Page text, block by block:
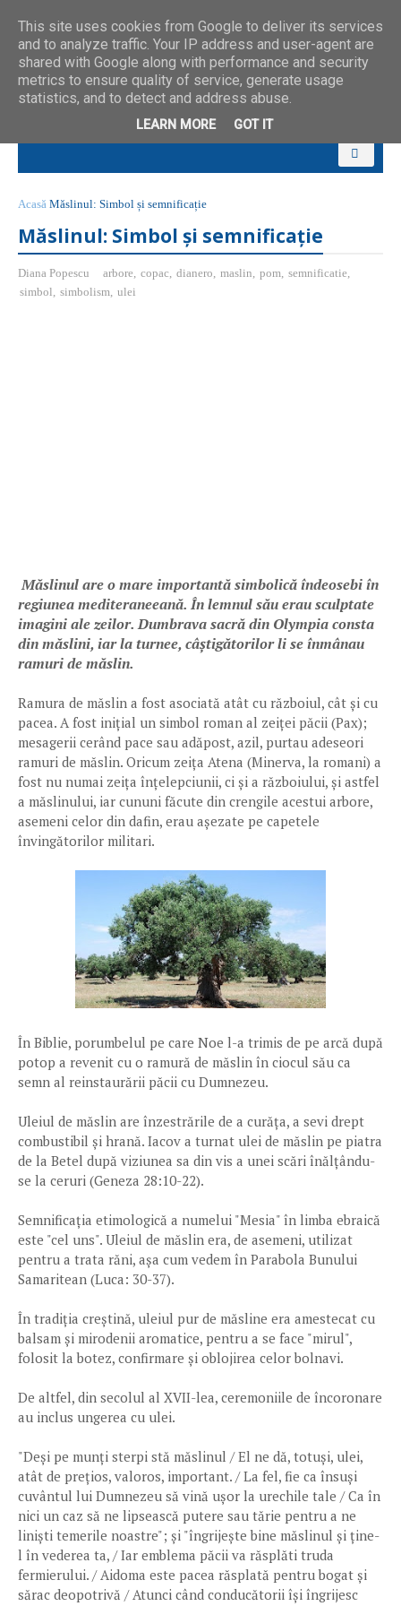
Acasă Măslinul: Simbol și semnificație
Măslinul: Simbol și semnificație
Diana Popescu arbore, copac, dianero, maslin, pom, semnificatie,
simbol, simbolism, ulei
Măslinul are o mare importantă simbolică îndeosebi în
regiunea mediteraneeană. În lemnul său erau sculptate
imagini ale zeilor. Dumbrava sacră din Olympia consta
din măslini, iar la turnee, câștigătorilor li se înmânau
ramuri de măslin.
Ramura de măslin a fost asociată atât cu războiul, cât și cu
pacea. A fost inițial un simbol roman al zeiței păcii (Pax);
mesagerii cerând pace sau adăpost, azil, purtau adeseori
ramuri de măslin. Oricum zeița Atena (Minerva, la romani) a
fost nu numai zeița înțelepciunii, ci și a războiului, și astfel
a măslinului, iar cununi făcute din crengile acestui arbore,
asemeni celor din dafin, erau așezate pe capetele
învingătorilor militari.
În Biblie, porumbelul pe care Noe l-a trimis de pe arcă după
potop a revenit cu o ramură de măslin în ciocul său ca
semn al reinstaurării păcii cu Dumnezeu.
Uleiul de măslin are înzestrările de a curăța, a sevi drept
combustibil și hrană. Iacov a turnat ulei de măslin pe piatra
de la Betel după viziunea sa din vis a unei scări înălțându-
se la ceruri (Geneza 28:10-22).
Semnificația etimologică a numelui "Mesia" în limba ebraică
este "cel uns". Uleiul de măslin era, de asemeni, utilizat
pentru a trata răni, așa cum vedem în Parabola Bunului
Samaritean (Luca: 30-37).
În tradiția creștină, uleiul pur de măsline era amestecat cu
balsam și mirodenii aromatice, pentru a se face "mirul",
folosit la botez, confirmare și oblojirea celor bolnavi.
De altfel, din secolul al XVII-lea, ceremoniile de încoronare
au inclus ungerea cu ulei.
"Deși pe munți sterpi stă măslinul / El ne dă, totuși, ulei,
atât de prețios, valoros, important. / La fel, fie ca însuși
cuvântul lui Dumnezeu să vină ușor la urechile tale / Ca în
nici un caz să ne lipsească putere sau tărie pentru a ne
liniști temerile noastre"; și "îngrijește bine măslinul și ține-
l în vederea ta, / Iar emblema păcii va răsplăti truda
fermierului. / Aidoma este pacea răsplată pentru bogat și
sărac deopotrivă / Atunci când conducătorii își îngrijesc
This site uses cookies from Google to deliver its services
and to analyze traffic. Your IP address and user-agent are
shared with Google along with performance and security
metrics to ensure quality of service, generate usage
statistics, and to detect and address abuse.
LEARN MORE GOT IT